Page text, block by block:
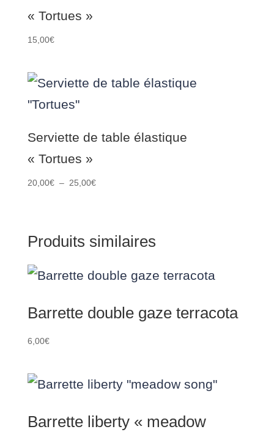
« Tortues »
15,00€
Serviette de table élastique
« Tortues »
20,00€ – 25,00€Plage
à
Produits similaires
Barrette double gaze terracota
6,00€
Barrette liberty « meadow